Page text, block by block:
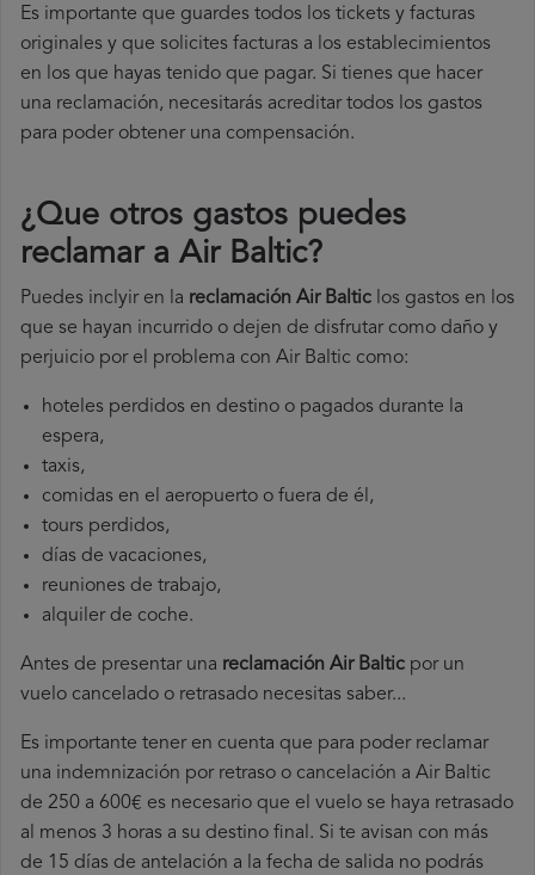
Es importante que guardes todos los tickets y facturas
originales y que solicites facturas a los establecimientos
en los que hayas tenido que pagar. Si tienes que hacer
una reclamación, necesitarás acreditar todos los gastos
para poder obtener una compensación.
¿Que otros gastos puedes
reclamar a Air Baltic​?
Puedes inclyir en la reclamación Air Baltic los gastos en los
que se hayan incurrido o dejen de disfrutar como daño y
perjuicio por el problema con Air Baltic como:
hoteles perdidos en destino o pagados durante la
espera,
taxis,
comidas en el aeropuerto o fuera de él,
tours perdidos,
días de vacaciones,
reuniones de trabajo,
alquiler de coche.
Antes de presentar una reclamación Air Baltic por un
vuelo cancelado o retrasado necesitas saber...
Es importante tener en cuenta que para poder reclamar
una indemnización por retraso o cancelación a Air Baltic
de 250 a 600€ es necesario que el vuelo se haya retrasado
al menos 3 horas a su destino final. Si te avisan con más
de 15 días de antelación a la fecha de salida no podrás